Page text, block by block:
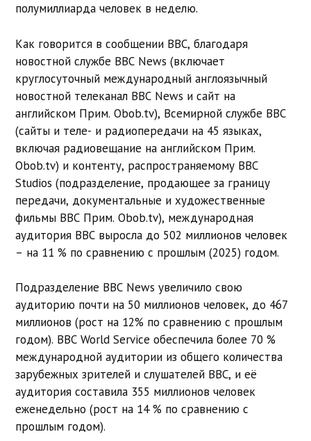
полумиллиарда человек в неделю.
Как говорится в сообщении BBC, благодаря
новостной службе BBC News (включает
круглосуточный международный англоязычный
новостной телеканал BBC News и сайт на
английском Прим. Obob.tv), Всемирной службе BBC
(сайты и теле- и радиопередачи на 45 языках,
включая радиовещание на английском Прим.
Obob.tv) и контенту, распространяемому BBC
Studios (подразделение, продающее за границу
передачи, документальные и художественные
фильмы BBC Прим. Obob.tv), международная
аудитория BBC выросла до 502 миллионов человек
– на 11 % по сравнению с прошлым (2025) годом.
Подразделение BBC News увеличило свою
аудиторию почти на 50 миллионов человек, до 467
миллионов (рост на 12% по сравнению с прошлым
годом). BBC World Service обеспечила более 70 %
международной аудитории из общего количества
зарубежных зрителей и слушателей BBC, и её
аудитория составила 355 миллионов человек
еженедельно (рост на 14 % по сравнению с
прошлым годом).